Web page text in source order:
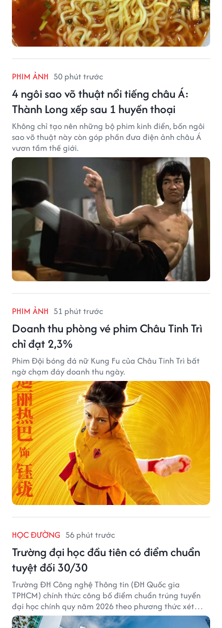
PHIM ẢNH 50 phút trước
4 ngôi sao võ thuật nổi tiếng châu Á:
Thành Long xếp sau 1 huyền thoại
Không chỉ tạo nên những bộ phim kinh điển, bốn ngôi
sao võ thuật này còn góp phần đưa điện ảnh châu Á
vươn tầm thế giới.
PHIM ẢNH 51 phút trước
Doanh thu phòng vé phim Châu Tinh Trì
chỉ đạt 2,3%
Phim Đội bóng đá nữ Kung Fu của Châu Tinh Trì bất
ngờ chạm đáy doanh thu ngày.
HỌC ĐƯỜNG 56 phút trước
Trường đại học đầu tiên có điểm chuẩn
tuyệt đối 30/30
Trường ĐH Công nghệ Thông tin (ĐH Quốc gia
TPHCM) chính thức công bố điểm chuẩn trúng tuyển
đại học chính quy năm 2026 theo phương thức xét
tuyển tổng hợp.